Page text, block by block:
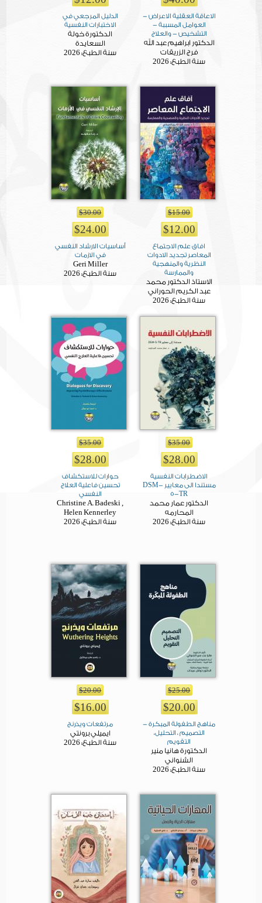
الاعاقة العقلية الاعراض -
العوامل المسببة -
التشخيص - والعلاج
الدكتور ابراهيم عبد الله
فرج الزريقات
سنة الطبع: 2026
الدليل المرجعي في
الاختبارات النفسية
الدكتورة خولة
السعايدة
سنة الطبع: 2026
$15.00
$12.00
افاق علم الاجتماع
المعاصر تجديد الادوات
النظرية والمنهجية
والممارسة
الاستاذ الدكتور محمد
عبد الكريم الحوراني
سنة الطبع: 2026
$30.00
$24.00
أساسيات الارشاد النفسي
في الازمات
Geri Miller
سنة الطبع: 2026
$35.00
$28.00
الاضطرابات النفسية
مستندا الى معايير DSM-
5-TR
الدكتور عمار محمد
المحارمه
سنة الطبع: 2026
$35.00
$28.00
حوارات للاستكشاف
تحسين فاعلية العلاج
النفسي
Christine A. Badeski ,
Helen Kennerley
سنة الطبع: 2026
$25.00
$20.00
مناهج الطفولة المبكرة -
التصميم ، التحليل،
التقويم
الدكتورة هانيا منير
الشنواني
سنة الطبع: 2026
$20.00
$16.00
مرتفعات ويذرنج
ايميلي برونتي
سنة الطبع: 2026